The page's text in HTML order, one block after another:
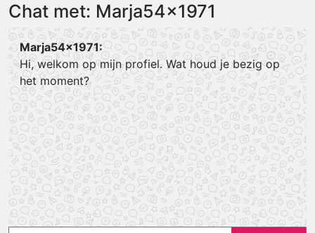
Chat met: Marja54x1971
Marja54x1971:
Hi, welkom op mijn profiel. Wat houd je bezig op
het moment?